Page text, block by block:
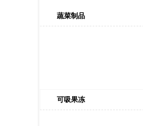
蔬菜制品
可吸果冻